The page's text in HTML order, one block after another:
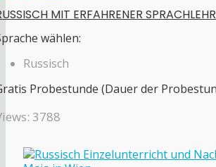
MIT ERFAHRENER
wählen:
Russisch
Probestunde (Dauer der
3788